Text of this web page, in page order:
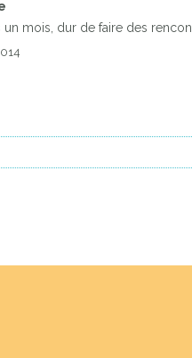
un mois, dur de faire des